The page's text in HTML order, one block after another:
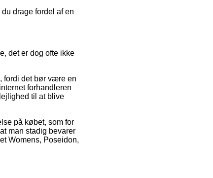
drage fordel af en
det er dog ofte ikke
fordi det bør være en
forhandleren
til at blive
på købet, som for
man stadig bevarer
Womens, Poseidon,